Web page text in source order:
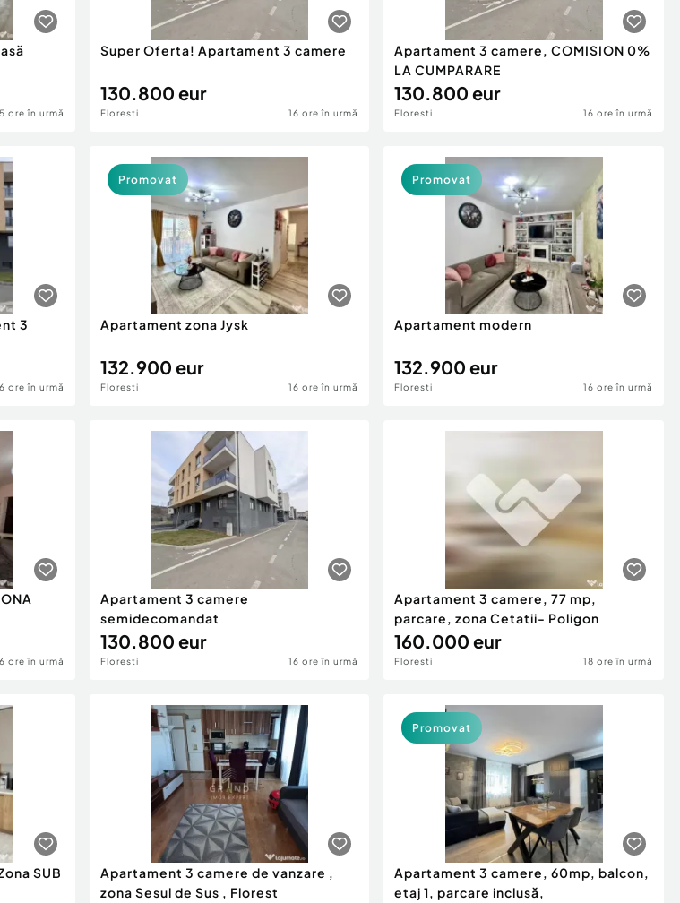
ore în urmă
Super Oferta! Apartament 3 camere
130.800 eur
Floresti 16 ore în urmă
Apartament 3 camere, COMISION 0%
LA CUMPARARE
130.800 eur
Floresti 16 ore în urmă
3
ore în urmă
Apartament zona Jysk
132.900 eur
Floresti 16 ore în urmă
Promovat
Apartament modern
132.900 eur
Floresti 16 ore în urmă
Promovat
ore în urmă
Apartament 3 camere
semidecomandat
130.800 eur
Floresti 16 ore în urmă
Apartament 3 camere, 77 mp,
parcare, zona Cetatii- Poligon
160.000 eur
Floresti 18 ore în urmă
SUB
Apartament 3 camere de vanzare ,
zona Sesul de Sus , Florest
Apartament 3 camere, 60mp, balcon,
etaj 1, parcare inclusă,
Promovat